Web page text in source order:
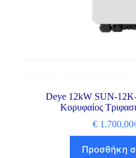
Deye 12kW SUN-
Κορυφαίος
€ 1.700,00
Προσθήκη